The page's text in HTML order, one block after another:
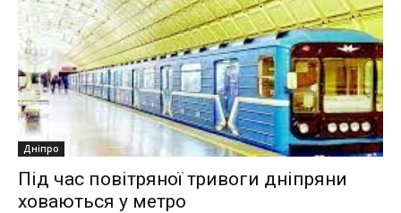
Дніпро
Під час повітряної тривоги дніпряни
ховаються у метро